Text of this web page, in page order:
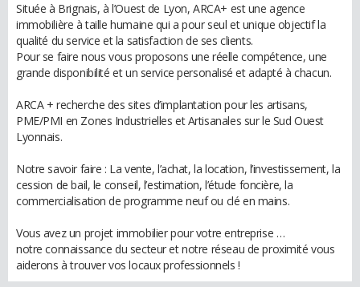
Située à Brignais, à l’Ouest de Lyon, ARCA+ est une agence
immobilière à taille humaine qui a pour seul et unique objectif la
qualité du service et la satisfaction de ses clients.
Pour se faire nous vous proposons une réelle compétence, une
grande disponibilité et un service personalisé et adapté à chacun.
ARCA + recherche des sites d’implantation pour les artisans,
PME/PMI en Zones Industrielles et Artisanales sur le Sud Ouest
Lyonnais.
Notre savoir faire : La vente, l’achat, la location, l’investissement, la
cession de bail, le conseil, l’estimation, l’étude foncière, la
commercialisation de programme neuf ou clé en mains.
Vous avez un projet immobilier pour votre entreprise …
notre connaissance du secteur et notre réseau de proximité vous
aiderons à trouver vos locaux professionnels !